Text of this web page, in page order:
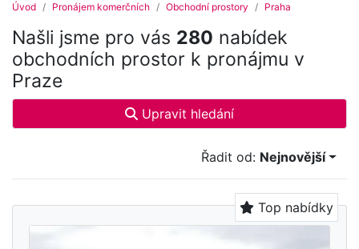
Úvod Pronájem komerčních Obchodní prostory Praha
Našli jsme pro vás 280 nabídek
obchodních prostor k pronájmu v
Praze
Upravit hledání
Řadit od: Nejnovější
Top nabídky